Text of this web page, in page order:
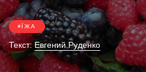
ЇЖА
Текст:Евгений Руденко